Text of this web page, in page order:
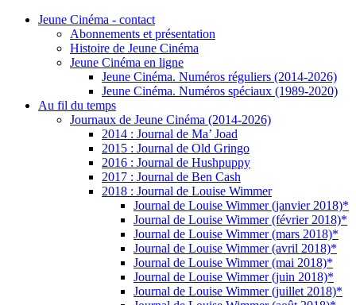
Jeune Cinéma - contact
Abonnements et présentation
Histoire de Jeune Cinéma
Jeune Cinéma en ligne
Jeune Cinéma. Numéros réguliers (2014-2026)
Jeune Cinéma. Numéros spéciaux (1989-2020)
Au fil du temps
Journaux de Jeune Cinéma (2014-2026)
2014 : Journal de Ma’ Joad
2015 : Journal de Old Gringo
2016 : Journal de Hushpuppy
2017 : Journal de Ben Cash
2018 : Journal de Louise Wimmer
Journal de Louise Wimmer (janvier 2018)*
Journal de Louise Wimmer (février 2018)*
Journal de Louise Wimmer (mars 2018)*
Journal de Louise Wimmer (avril 2018)*
Journal de Louise Wimmer (mai 2018)*
Journal de Louise Wimmer (juin 2018)*
Journal de Louise Wimmer (juillet 2018)*